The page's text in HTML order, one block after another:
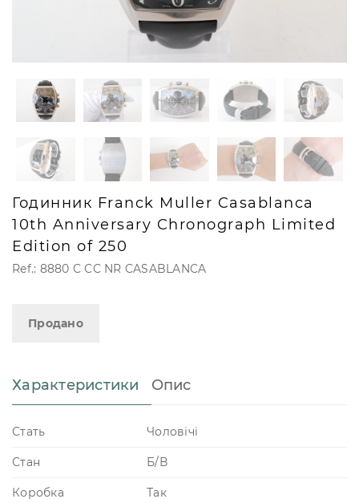
Годинник Franck Muller Casablanca
10th Anniversary Chronograph Limited
Edition of 250
Ref.: 8880 C CC NR CASABLANCA
Продано
Характеристики Опис
Стать Чоловічі
Стан Б/В
Коробка Так